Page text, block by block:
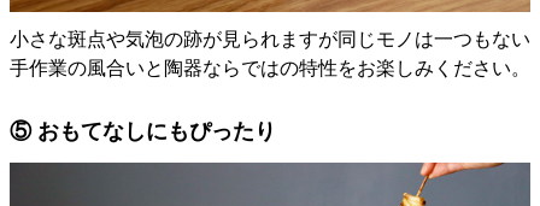
小さな斑点や気泡の跡が見られますが同じモノは一つもない
手作業の風合いと陶器ならではの特性をお楽しみください。
⑤ おもてなしにもぴったり